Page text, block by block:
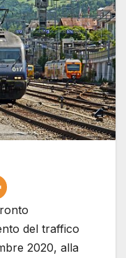
del traffico
2020, alla